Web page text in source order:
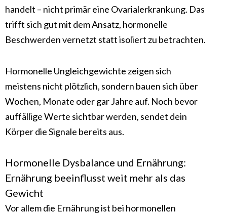
handelt – nicht primär eine Ovarialerkrankung. Das
trifft sich gut mit dem Ansatz, hormonelle
Beschwerden vernetzt statt isoliert zu betrachten.
Hormonelle Ungleichgewichte zeigen sich
meistens nicht plötzlich, sondern bauen sich über
Wochen, Monate oder gar Jahre auf. Noch bevor
auffällige Werte sichtbar werden, sendet dein
Körper die Signale bereits aus.
Hormonelle Dysbalance und Ernährung:
Ernährung beeinflusst weit mehr als das
Gewicht
Vor allem die Ernährung ist bei hormonellen